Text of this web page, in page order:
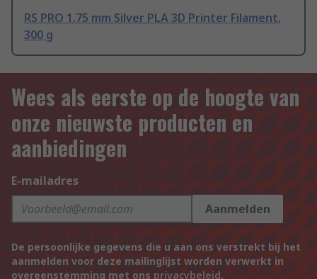
RS PRO 1.75 mm Silver PLA 3D Printer Filament,
300 g
Wees als eerste op de hoogte van
onze nieuwste producten en
aanbiedingen
E-mailadres
Aanmelden
De persoonlijke gegevens die u aan ons verstrekt bij het
aanmelden voor deze mailinglijst worden verwerkt in
overeenstemming met ons privacybeleid.